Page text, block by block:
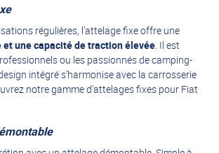
régulières, l’attelage fixe offre une
une capacité de traction élevée. Il est
ou les passionnés de camping-
intégré s’harmonise avec la carrosserie
notre gamme d’attelages fixes pour Fiat